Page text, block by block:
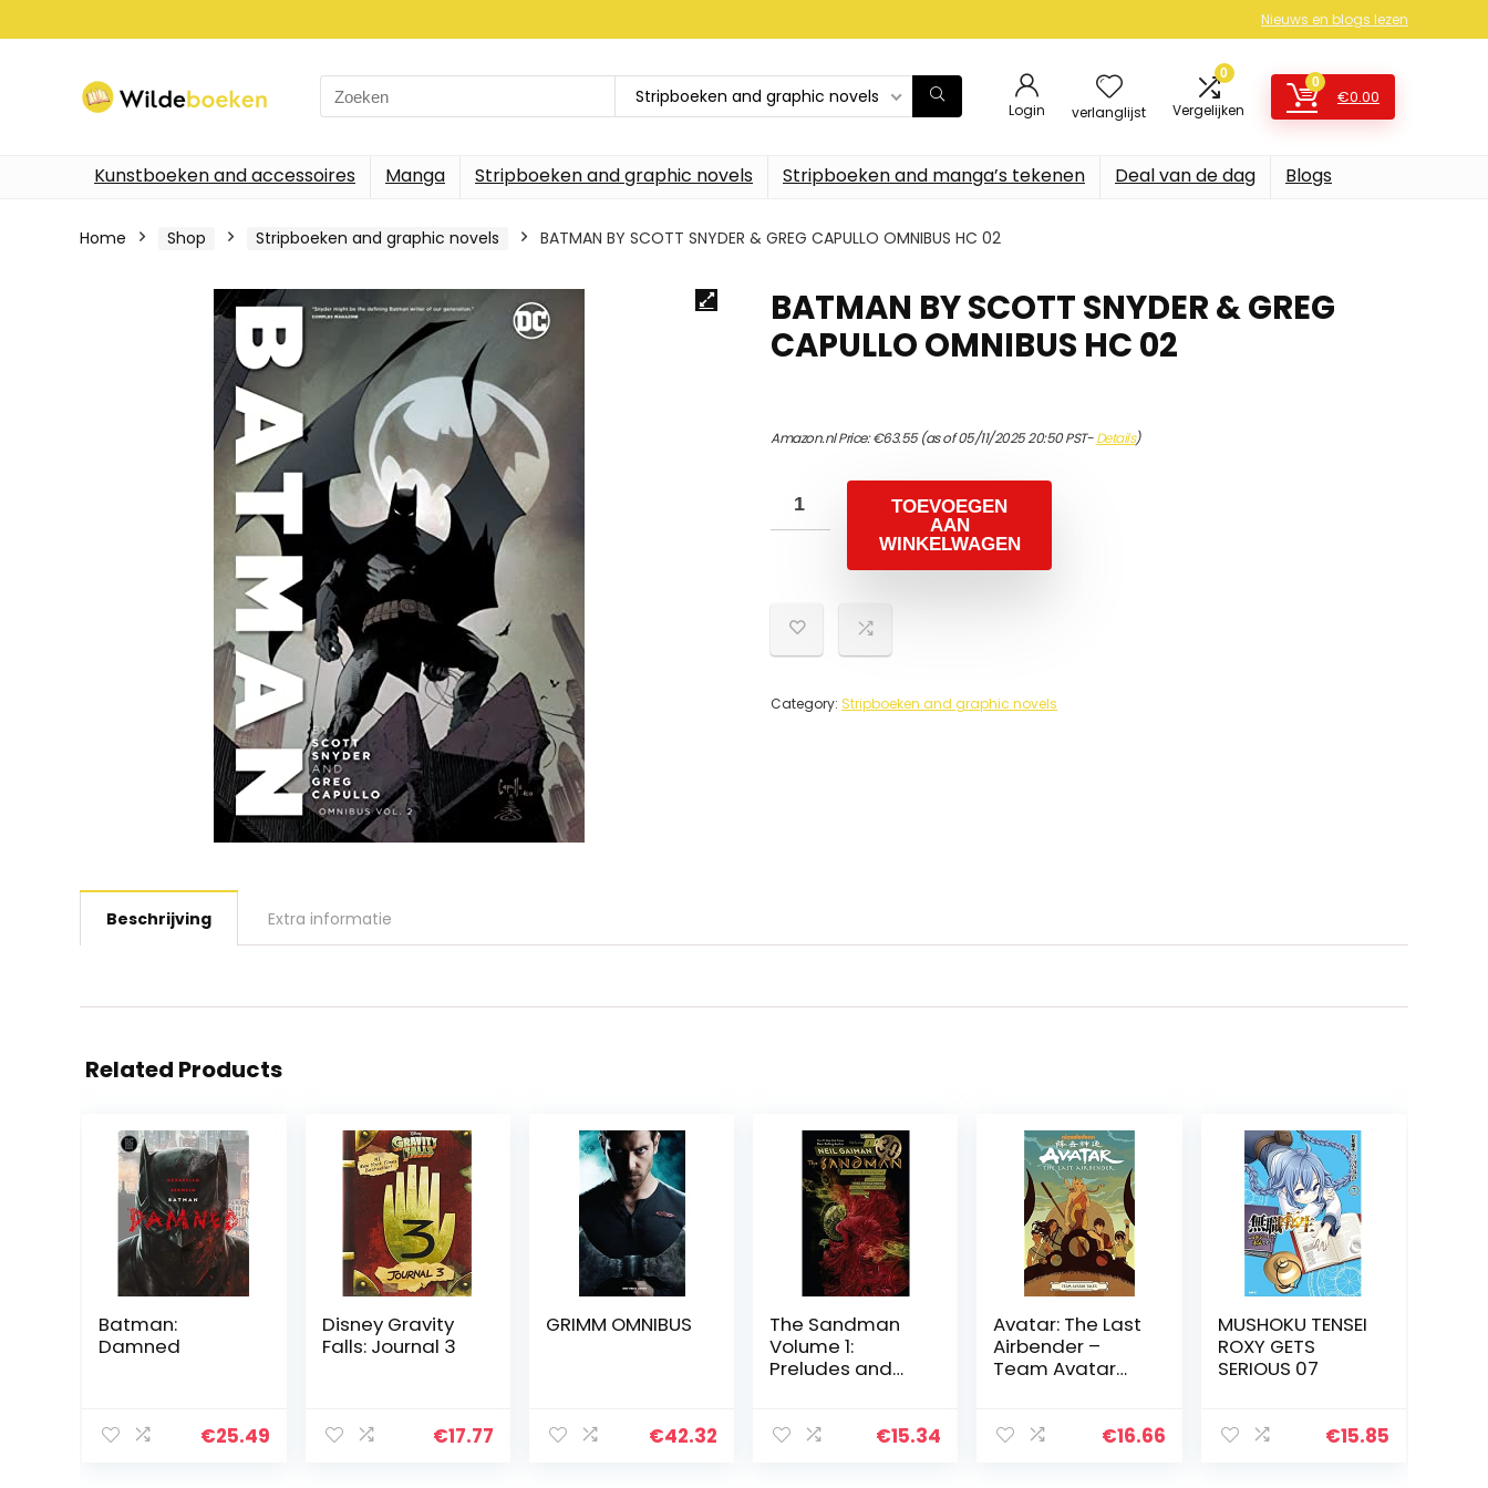
Nieuws en blogs lezen
Search
for:
Stripboeken and graphic novels
Login verlanglijst
0
Vergelijken
0
€0.00
Kunstboeken and accessoires Manga Stripboeken and graphic novels Stripboeken and manga’s tekenen Deal van de dag Blogs
Home Shop Stripboeken and graphic novels BATMAN BY SCOTT SNYDER & GREG CAPULLO OMNIBUS HC 02
BATMAN BY SCOTT SNYDER & GREG
CAPULLO OMNIBUS HC 02
Amazon.nl Price:€63.55(as of 05/11/2025 20:50 PST-Details)
TOEVOEGEN
AAN
WINKELWAGEN
Category: Stripboeken and graphic novels
Beschrijving Extra informatie
Related Products
Batman:
Damned
€25.49
Disney Gravity
Falls: Journal 3
€17.77
GRIMM OMNIBUS
€42.32
The Sandman
Volume 1:
Preludes and
Edition
€15.34
Avatar: The Last
Airbender –
Team Avatar
€16.66
MUSHOKU TENSEI
ROXY GETS
SERIOUS 07
€15.85